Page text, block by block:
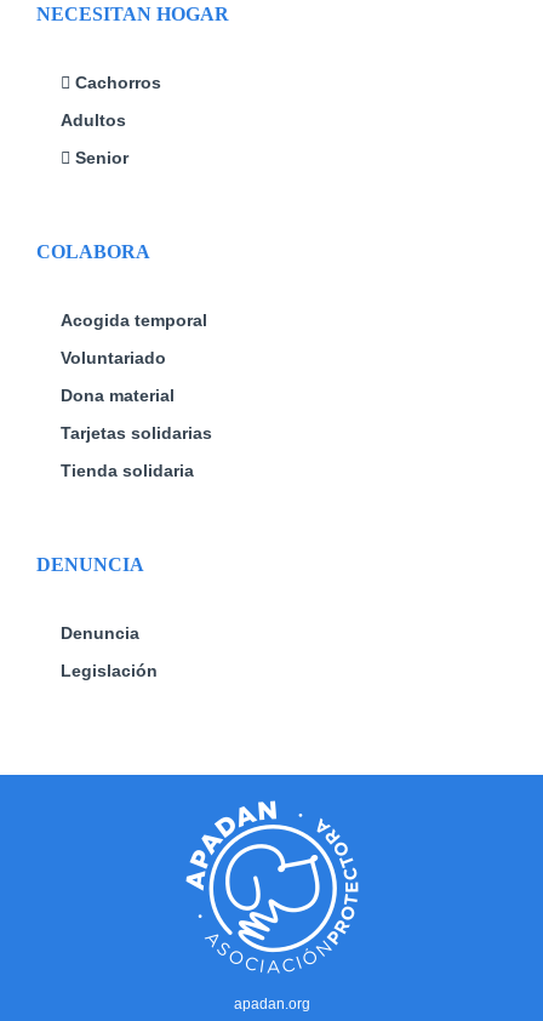
NECESITAN HOGAR
Cachorros
Adultos
Senior
COLABORA
Acogida temporal
Voluntariado
Dona material
Tarjetas solidarias
Tienda solidaria
DENUNCIA
Denuncia
Legislación
apadan.org